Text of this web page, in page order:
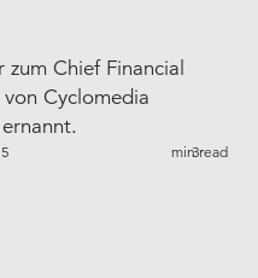
Chief Financial
Cyclomedia
3
min read